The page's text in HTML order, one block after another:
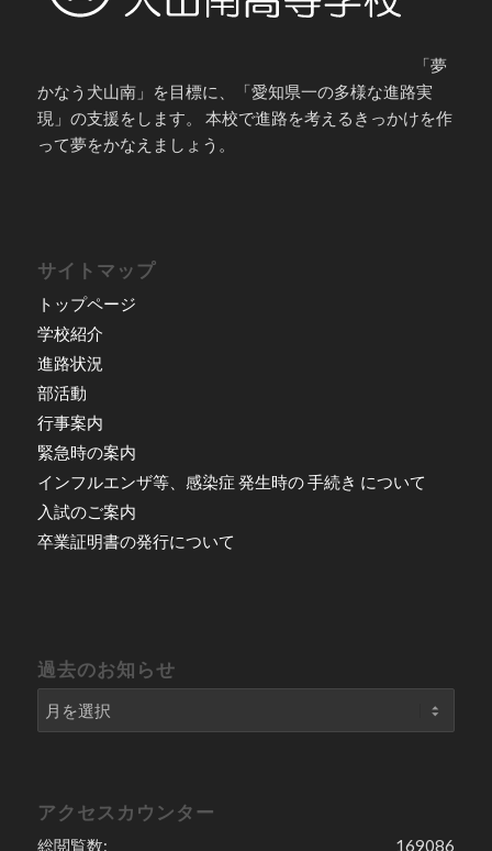
「夢
かなう犬山南」を目標に、「愛知県一の多様な進路実
現」の支援をします。 本校で進路を考えるきっかけを作
って夢をかなえましょう。
サイトマップ
トップページ
学校紹介
進路状況
部活動
行事案内
緊急時の案内
インフルエンザ等、感染症 発生時の 手続き について
入試のご案内
卒業証明書の発行について
過去のお知らせ
アクセスカウンター
169086
総閲覧数: